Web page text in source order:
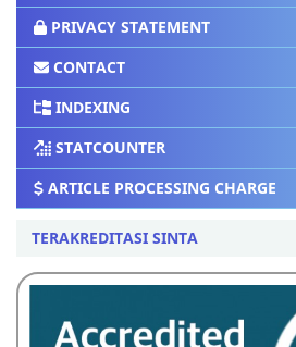
PRIVACY STATEMENT
CONTACT
INDEXING
STATCOUNTER
ARTICLE PROCESSING CHARGE
TERAKREDITASI SINTA